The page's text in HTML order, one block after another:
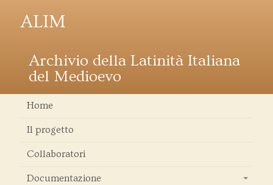
ALIM
Archivio della Latinità Italiana
del Medioevo
Home
Il progetto
Collaboratori
Documentazione